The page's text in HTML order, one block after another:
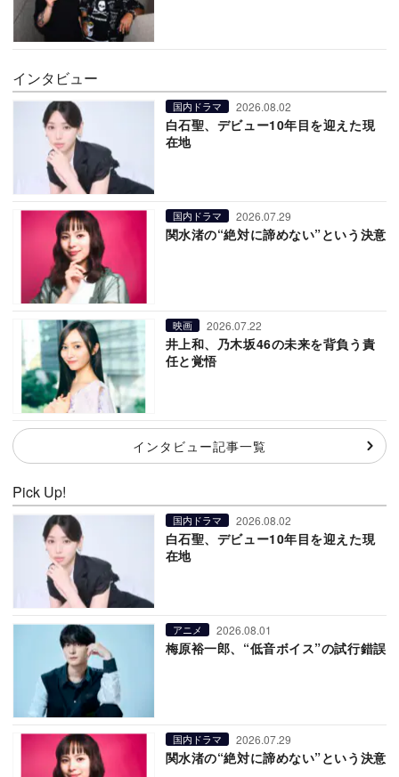
インタビュー
国内ドラマ 2026.08.02
白石聖、デビュー10年目を迎えた現
在地
国内ドラマ 2026.07.29
関水渚の“絶対に諦めない”という決意
映画 2026.07.22
井上和、乃木坂46の未来を背負う責
任と覚悟
インタビュー記事一覧
Pick Up!
国内ドラマ 2026.08.02
白石聖、デビュー10年目を迎えた現
在地
アニメ 2026.08.01
梅原裕一郎、“低音ボイス”の試行錯誤
国内ドラマ 2026.07.29
関水渚の“絶対に諦めない”という決意